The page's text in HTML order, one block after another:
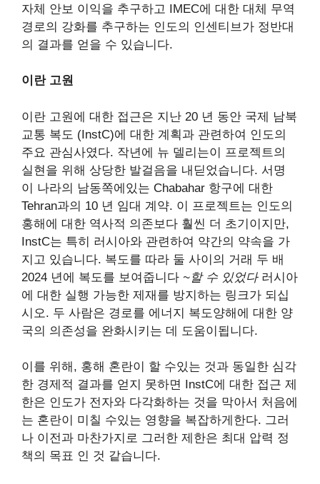
자체 안보 이익을 추구하고 IMEC에 대한 대체 무역
경로의 강화를 추구하는 인도의 인센티브가 정반대
의 결과를 얻을 수 있습니다.
이란 고원
이란 고원에 대한 접근은 지난 20 년 동안 국제 남북
교통 복도 (InstC)에 대한 계획과 관련하여 인도의
주요 관심사였다. 작년에 뉴 델리는이 프로젝트의
실현을 위해 상당한 발걸음을 내딛었습니다. 서명
이 나라의 남동쪽에있는 Chabahar 항구에 대한
Tehran과의 10 년 임대 계약. 이 프로젝트는 인도의
홍해에 대한 역사적 의존보다 훨씬 더 초기이지만,
InstC는 특히 러시아와 관련하여 약간의 약속을 가
지고 있습니다. 복도를 따라 둘 사이의 거래 두 배
2024 년에 복도를 보여줍니다 ~할 수 있었다러시아
에 대한 실행 가능한 제재를 방지하는 링크가 되십
시오. 두 사람은 경로를 에너지 복도양해에 대한 양
국의 의존성을 완화시키는 데 도움이됩니다.
이를 위해, 홍해 혼란이 할 수있는 것과 동일한 심각
한 경제적 결과를 얻지 못하면 InstC에 대한 접근 제
한은 인도가 전자와 다각화하는 것을 막아서 처음에
는 혼란이 미칠 수있는 영향을 복잡하게한다. 그러
나 이전과 마찬가지로 그러한 제한은 최대 압력 정
책의 목표 인 것 같습니다.